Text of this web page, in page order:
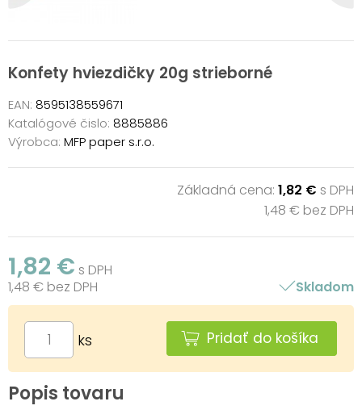
Konfety hviezdičky 20g strieborné
EAN: 8595138559671
Katalógové čislo: 8885886
Výrobca: MFP paper s.r.o.
Základná cena: 1,82 € s DPH
1,48 € bez DPH
1,82 € s DPH
1,48 € bez DPH
Skladom
ks Pridať do košíka
Popis tovaru